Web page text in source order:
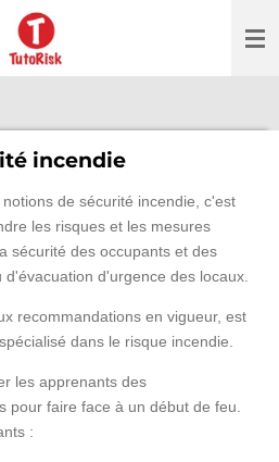
incendie
de sécurité incendie, c'est
les risques et les mesures
sécurité des occupants et des
d'urgence des locaux.
recommandations en vigueur, est
dans le risque incendie.
les apprenants des
pour faire face à un début de feu.
: